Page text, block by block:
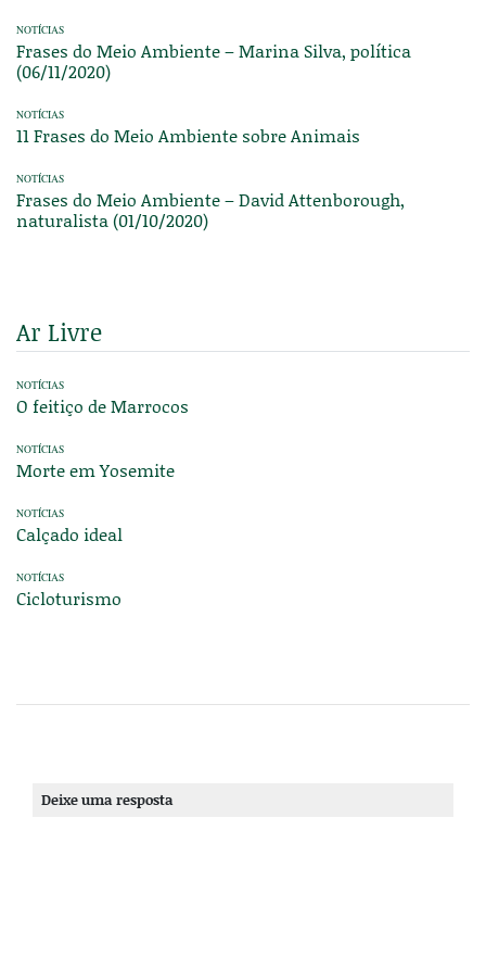
NOTÍCIAS
Frases do Meio Ambiente – Marina Silva, política
(06/11/2020)
NOTÍCIAS
11 Frases do Meio Ambiente sobre Animais
NOTÍCIAS
Frases do Meio Ambiente – David Attenborough,
naturalista (01/10/2020)
Ar Livre
NOTÍCIAS
O feitiço de Marrocos
NOTÍCIAS
Morte em Yosemite
NOTÍCIAS
Calçado ideal
NOTÍCIAS
Cicloturismo
Deixe uma resposta